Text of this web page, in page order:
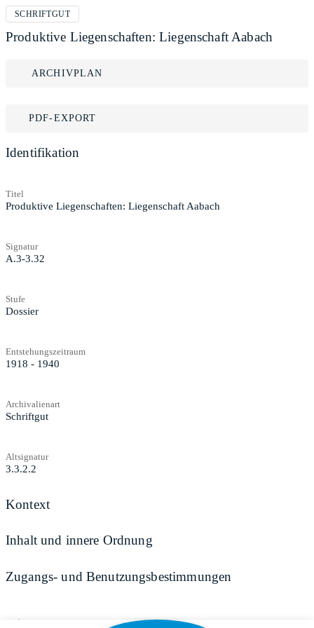
SCHRIFTGUT
Produktive Liegenschaften: Liegenschaft Aabach
ARCHIVPLAN
PDF-EXPORT
Identifikation
Titel
Produktive Liegenschaften: Liegenschaft Aabach
Signatur
A.3-3.32
Stufe
Dossier
Entstehungszeitraum
1918 - 1940
Archivalienart
Schriftgut
Altsignatur
3.3.2.2
Kontext
Inhalt und innere Ordnung
Zugangs- und Benutzungsbestimmungen
Teilen